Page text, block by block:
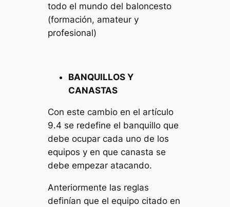
todo el mundo del baloncesto
(formación, amateur y
profesional)
BANQUILLOS Y
CANASTAS
Con este cambio en el artículo
9.4 se redefine el banquillo que
debe ocupar cada uno de los
equipos y en que canasta se
debe empezar atacando.
Anteriormente las reglas
definían que el equipo citado en